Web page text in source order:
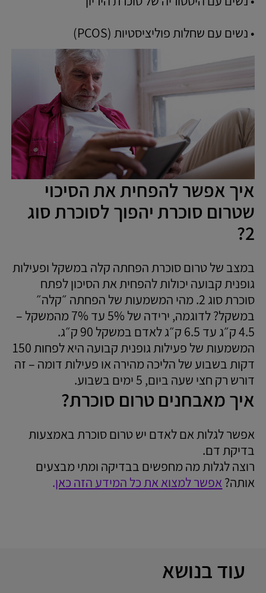
• נשים עם שחלות פוליציסטיות (PCOS)
איך אפשר להפחית את הסיכוי
שטרום סוכרת יהפוך לסוכרת סוג
2?
במצב של טרום סוכרת הפחתה קלה במשקל ופעילות
גופנית קבועה יכולות להפחית את הסיכון לפתח
סוכרת סוג 2. מהי המשמעות של הפחתה ״קלה״
במשקל? לדוגמה, ירידה של 5% עד 7% מהמשקל –
4.5 ק״ג עד 6.5 ק״ג לאדם במשקל 90 ק״ג.
המשמעות של פעילות גופנית קבועה היא לפחות 150
דקות בשבוע של הליכה מהירה או פעילות דומה – זה
דורש רק חצי שעה ביום, 5 ימים בשבוע.
איך מאבחנים טרום סוכרת?
אפשר לגלות אם לאדם יש טרום סוכרת באמצעות
בדיקת דם.
רוצה לגלות מה מחפשים בבדיקה ומתי מבצעים
אותה? אפשר למצוא את כל המידע הזה כאן.
עוד בנושא